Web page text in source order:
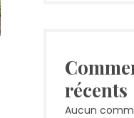
récents
Aucun